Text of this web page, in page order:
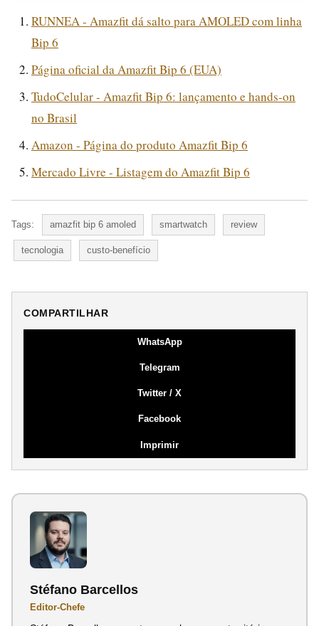
RUNNEA - Amazfit dá salto para AMOLED com linha
Bip 6
Página oficial da Amazfit Bip 6 (EUA)
TudoCelular - Amazfit Bip 6: lançamento e hands-on
no Brasil
Amazon - Página do produto Amazfit Bip 6
Mercado Livre - Listagem do Amazfit Bip 6
Tags: amazfit bip 6 amoled smartwatch review
tecnologia custo-benefício
COMPARTILHAR
WhatsApp
Telegram
Twitter / X
Facebook
Imprimir
Stéfano Barcellos
Editor-Chefe